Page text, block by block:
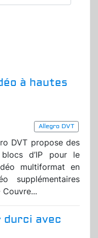
à hautes
Allegro DVT
DVT propose des
d’IP pour le
multiformat en
supplémentaires
durci avec